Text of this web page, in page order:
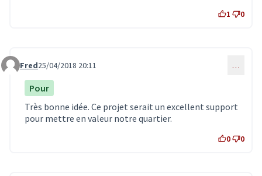
1 0
Commentaire 663
Fred25/04/2018 20:11 …
Pour
Très bonne idée. Ce projet serait un excellent support
pour mettre en valeur notre quartier.
0 0